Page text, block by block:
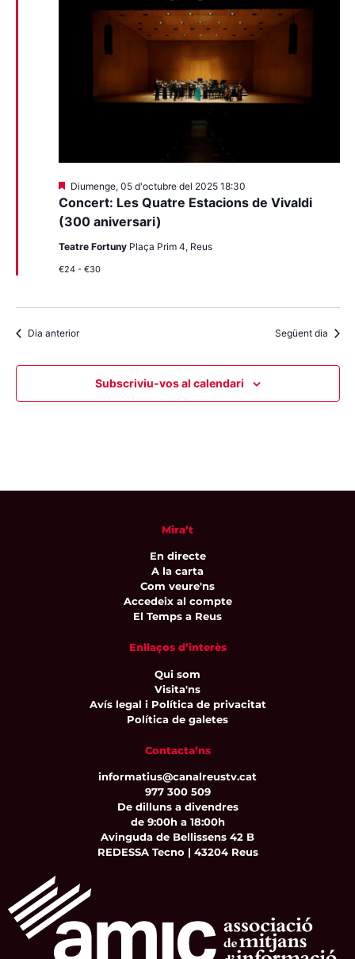
Concert: Les Quatre Estacions de Vivaldi
(300 aniversari)
Destacats
Diumenge, 05 d'octubre del 2025 18:30
Teatre Fortuny Plaça Prim 4, Reus
€24 - €30
Dia anterior Següent dia
Subscriviu-vos al calendari
Mira’t
En directe
A la carta
Com veure'ns
Accedeix al compte
El Temps a Reus
Enllaços d’interès
Qui som
Visita'ns
Avís legal i Política de privacitat
Política de galetes
Contacta’ns
informatius@canalreustv.cat
977 300 509
De dilluns a divendres
de 9:00h a 18:00h
Avinguda de Bellissens 42 B
REDESSA Tecno | 43204 Reus